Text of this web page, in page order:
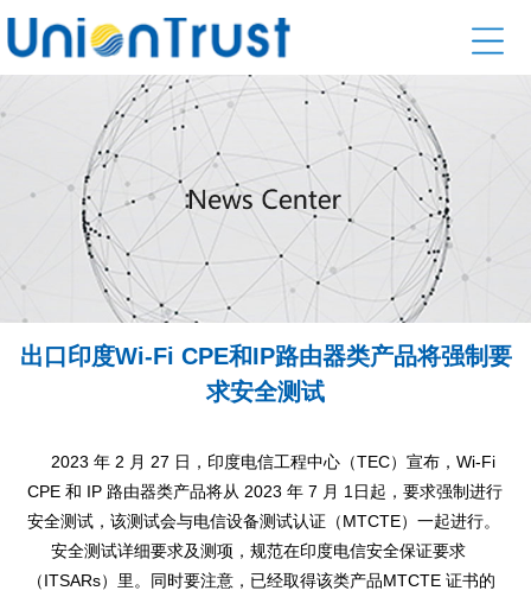
出口印度Wi-Fi CPE和IP路由器类产品将强制要
求安全测试
2023 年 2 月 27 日，印度电信工程中心（TEC）宣布，Wi-Fi
CPE 和 IP 路由器类产品将从 2023 年 7 月 1日起，要求强制进行
安全测试，该测试会与电信设备测试认证（MTCTE）一起进行。
安全测试详细要求及测项，规范在印度电信安全保证要求
（ITSARs）里。同时要注意，已经取得该类产品MTCTE 证书的